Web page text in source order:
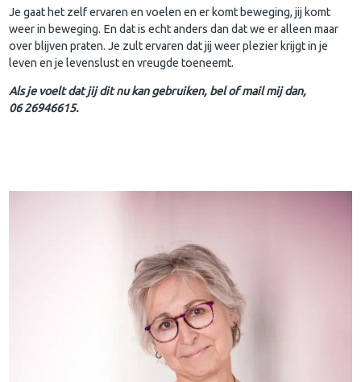
Je gaat het zelf ervaren en voelen en er komt beweging, jij komt
weer in beweging. En dat is echt anders dan dat we er alleen maar
over blijven praten. Je zult ervaren dat jij weer plezier krijgt in je
leven en je levenslust en vreugde toeneemt.
Als je voelt dat jij dit nu kan gebruiken, bel of mail mij dan,
06 26946615.